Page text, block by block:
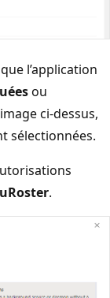
l’application
ou
ci-dessus,
sélectionnées.
.